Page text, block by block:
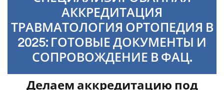
АККРЕДИТАЦИЯ
ТРАВМАТОЛОГИЯ ОРТОПЕДИЯ В
2025: ГОТОВЫЕ ДОКУМЕНТЫ И
СОПРОВОЖДЕНИЕ В ФАЦ.
Делаем аккредитацию под